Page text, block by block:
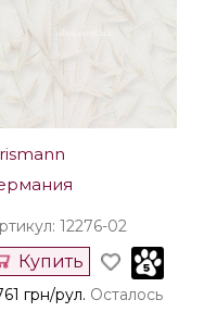
12276-02
Купить
грн/рул. Осталось